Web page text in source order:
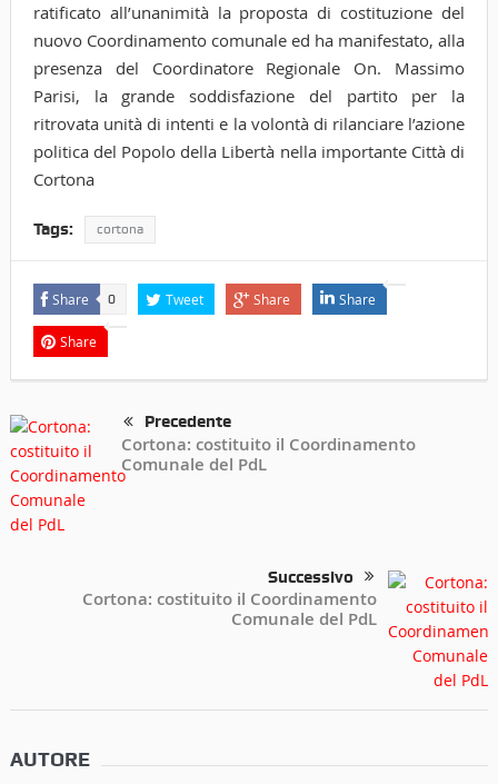
ratificato all’unanimità la proposta di costituzione del
nuovo Coordinamento comunale ed ha manifestato, alla
presenza del Coordinatore Regionale On. Massimo
Parisi, la grande soddisfazione del partito per la
ritrovata unità di intenti e la volontà di rilanciare l’azione
politica del Popolo della Libertà nella importante Città di
Cortona
Tags: cortona
Share 0 Tweet Share Share
Share
Precedente
Cortona: costituito il Coordinamento
Comunale del PdL
Successivo
Cortona: costituito il Coordinamento
Comunale del PdL
AUTORE